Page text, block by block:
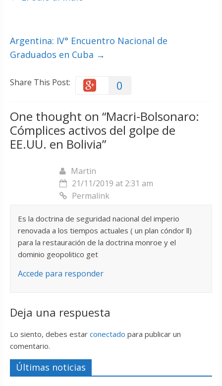
Argentina: IV° Encuentro Nacional de
Graduados en Cuba →
Share This Post: 0
One thought on “Macri-Bolsonaro:
Cómplices activos del golpe de
EE.UU. en Bolivia”
Martin
21/11/2019 at 2:31 am
Permalink
Es la doctrina de seguridad nacional del imperio
renovada a los tiempos actuales ( un plan cóndor ll)
para la restauración de la doctrina monroe y el
dominio geopolitico get
Accede para responder
Deja una respuesta
Lo siento, debes estar conectado para publicar un
comentario.
Últimas noticias